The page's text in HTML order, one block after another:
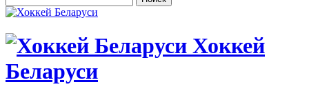
Хоккей
Беларуси